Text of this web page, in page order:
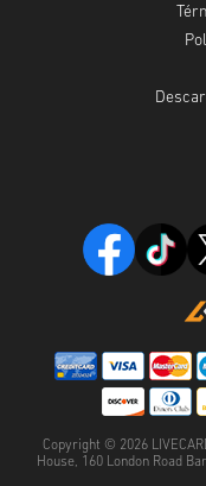
Copyright © 2026
House, 160 London Road